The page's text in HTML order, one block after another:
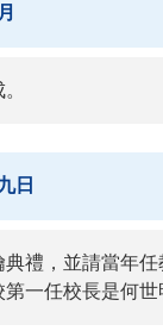
日
禮，並請當年
一任校長是何世